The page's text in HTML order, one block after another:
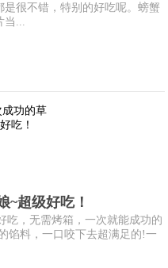
很不错，特别的好吃呢。螃蟹
...
~超级好吃！
吃，无需烤箱，一次就能成功的
馅料，一口咬下去超满足的!一